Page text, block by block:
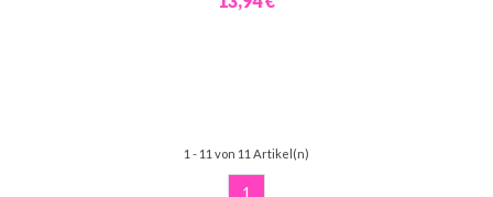
1 - 11 von 11 Artikel(n)